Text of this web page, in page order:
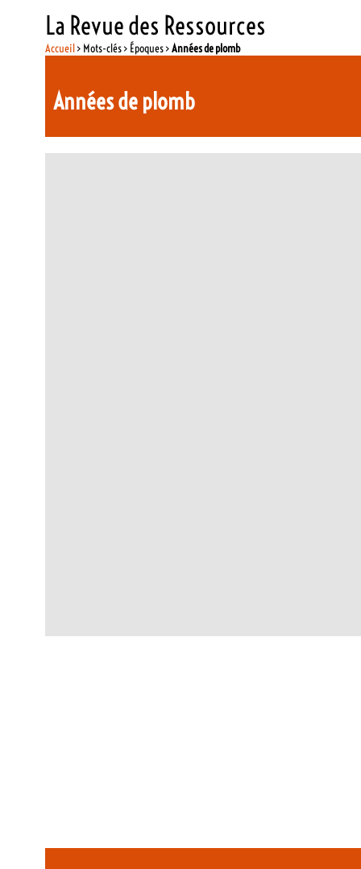
La Revue des Ressources
Accueil> Mots-clés > Époques >Années de plomb
Années de plomb